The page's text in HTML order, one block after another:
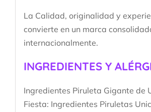
La Calidad, originalidad y
convierte en un marca
internacionalmente.
INGREDIENTES Y
Ingredientes Piruleta Gigante de
Fiesta: Ingredientes Piruletas